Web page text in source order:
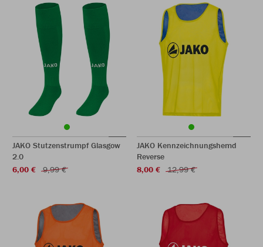
JAKO Stutzenstrumpf Glasgow
2.0
6,00 €
9,99 €
JAKO Kennzeichnungshemd
Reverse
8,00 €
12,99 €